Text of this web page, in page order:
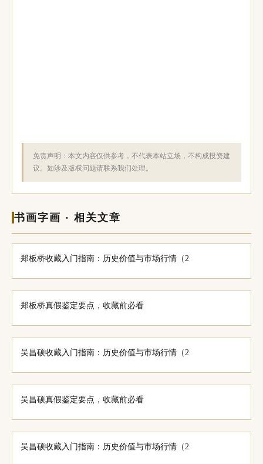
免责声明：本文内容仅供参考，不代表本站立场，不构成投资建
议。如涉及版权问题请联系我们处理。
书画字画 · 相关文章
郑板桥收藏入门指南：历史价值与市场行情（2
郑板桥真假鉴定要点，收藏前必看
吴昌硕收藏入门指南：历史价值与市场行情（2
吴昌硕真假鉴定要点，收藏前必看
吴昌硕收藏入门指南：历史价值与市场行情（2